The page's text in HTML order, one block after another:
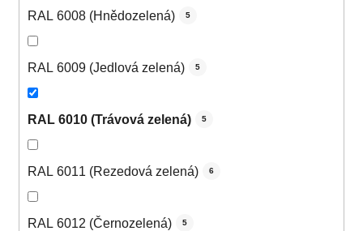
RAL 6008 (Hnědozelená) 5
RAL 6009 (Jedlová zelená) 5
RAL 6010 (Trávová zelená) 5
RAL 6011 (Rezedová zelená) 6
RAL 6012 (Černozelená) 5